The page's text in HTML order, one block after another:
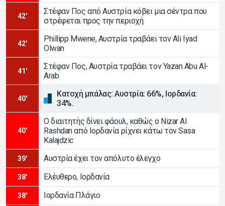
42'
Στέφαν Πος από Αυστρία κόβει μια σέντρα που
στρέφεται προς την περιοχή.
42'
Phillipp Mwene, Αυστρία τραβάει τον Ali Iyad
Olwan
41'
Στέφαν Πος, Αυστρία τραβάει τον Yazan Abu Al-
Arab
40'
Κατοχή μπάλας: Αυστρία: 66%, Ιορδανία:
34%.
40'
Ο διαιτητής δίνει φάουλ, καθώς ο Nizar Al
Rashdan από Ιορδανία ρίχνει κάτω τον Sasa
Kalajdzic
39' Αυστρία έχει τον απόλυτο έλεγχο
38' Ελέυθερο, Ιορδανία
38' Ιορδανία Πλάγιο